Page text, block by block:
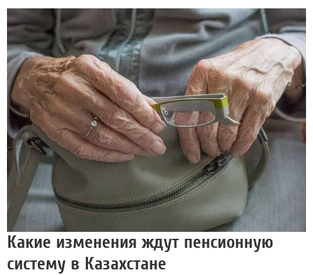
Какие изменения ждут пенсионную
систему в Казахстане